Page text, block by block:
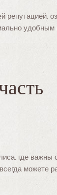
репутацией,
удобным
где важны
можете